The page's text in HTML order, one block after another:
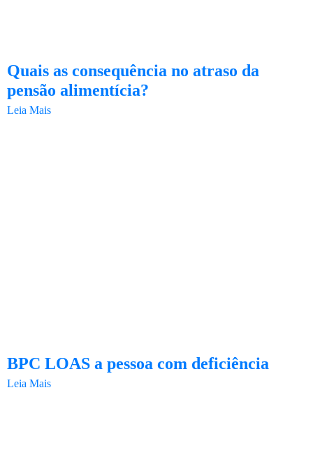
Quais as consequência no atraso da
pensão alimentícia?
Leia Mais
BPC LOAS a pessoa com deficiência
Leia Mais